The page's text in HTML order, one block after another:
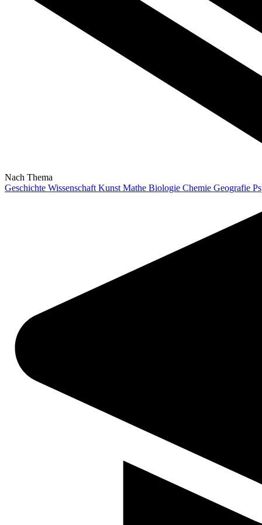
Nach Thema
Geschichte Wissenschaft Kunst Mathe Biologie Chemie Geografie